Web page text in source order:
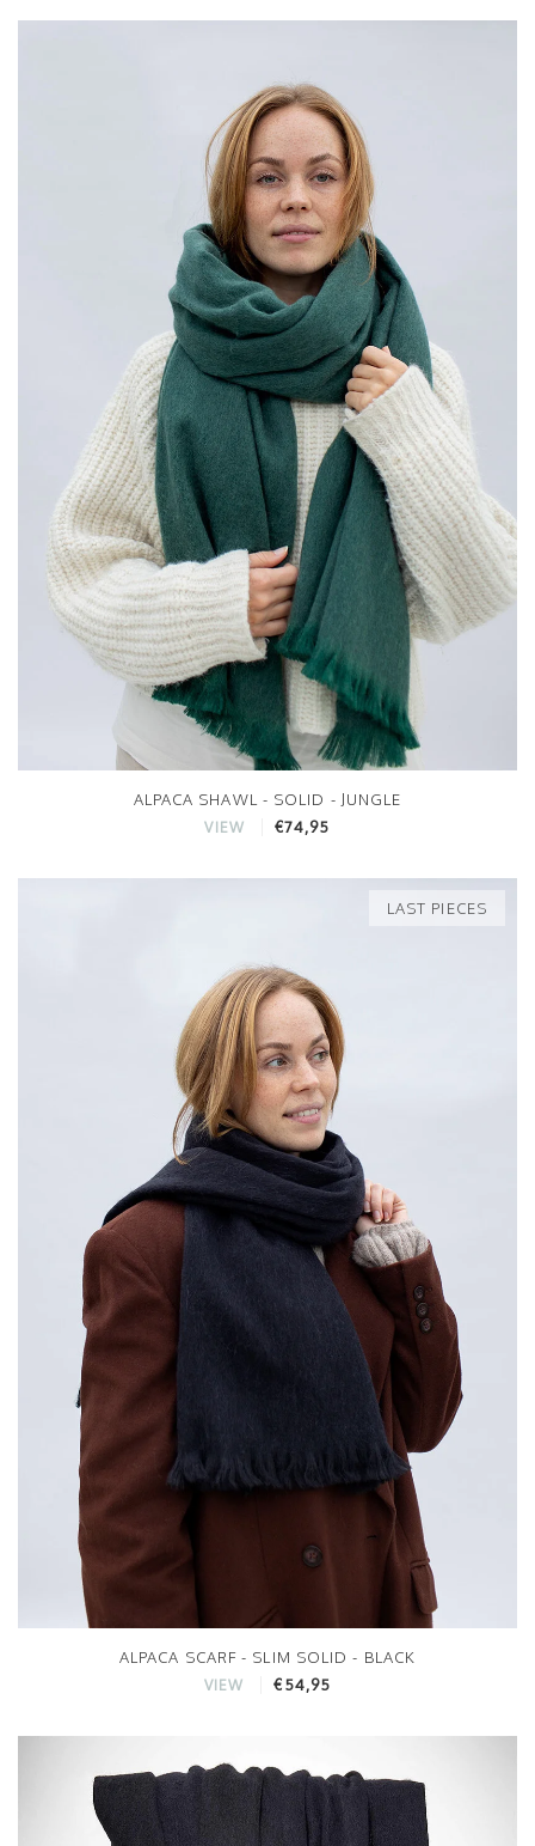
ALPACA SHAWL - SOLID - JUNGLE
VIEW €74,95
LAST PIECES
ALPACA SCARF - SLIM SOLID - BLACK
VIEW €54,95